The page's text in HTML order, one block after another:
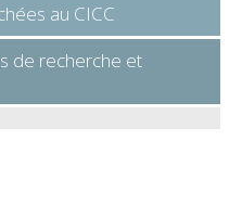
au CICC
de recherche et